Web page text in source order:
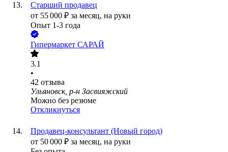
Старший продавец
от 55 000 ₽ за месяц, на руки
Опыт 1-3 года
Гипермаркет САРАЙ
3.1
•
42 отзыва
Ульяновск, р-н Засвияжский
Можно без резюме
Откликнуться
Продавец-консультант (Новый город)
от 50 000 ₽ за месяц, на руки